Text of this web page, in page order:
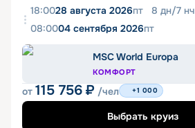
18:0028 августа 2026пт 8 дн/7 нч
08:0004 сентября 2026пт
MSC World Europa
КОМФОРТ
от 115 756 ₽ /чел +1 000
Выбрать круиз